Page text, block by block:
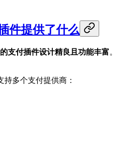
件提供了什么
支付插件设计精良且功能丰富。
持多个支付提供商：